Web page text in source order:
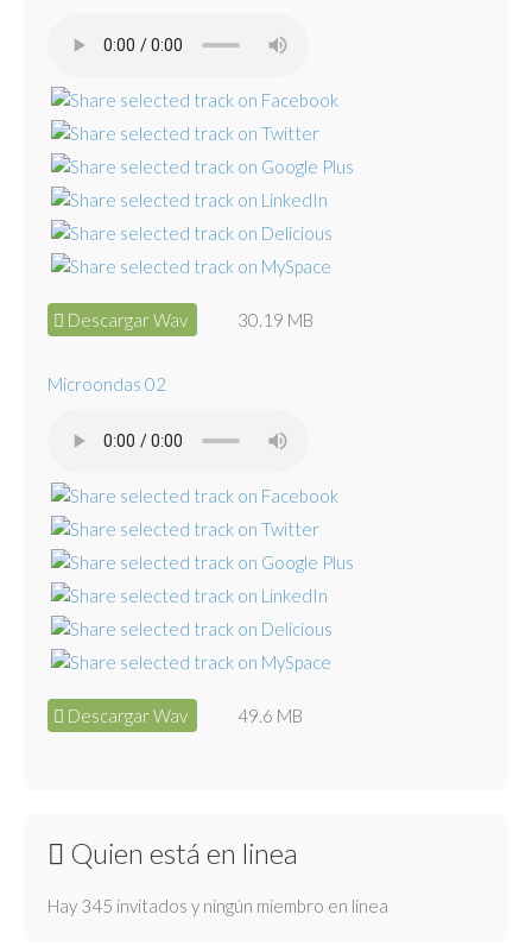
Descargar Wav 30.19 MB
Microondas 02
Descargar Wav 49.6 MB
Quien está en linea
Hay 345 invitados y ningún miembro en línea